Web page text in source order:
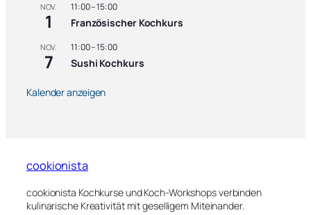
NOV.
1
11:00–15:00
Französischer Kochkurs
NOV.
7
11:00–15:00
Sushi Kochkurs
Kalender anzeigen
cookionista
cookionista Kochkurse und Koch-Workshops verbinden
kulinarische Kreativität mit geselligem Miteinander.